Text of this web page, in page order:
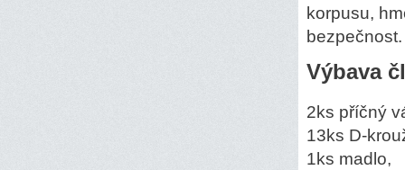
korpusu,
Výbava
2ks příčný
13ks D-
1ks madlo,